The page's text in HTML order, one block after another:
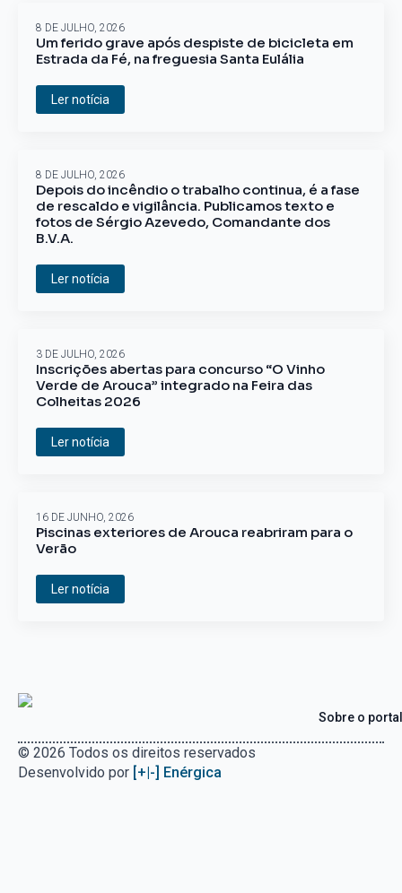
Um ferido grave após despiste de bicicleta em
Estrada da Fé, na freguesia Santa Eulália
8 DE JULHO, 2026
Ler notícia
Depois do incêndio o trabalho continua, é a fase
de rescaldo e vigilância. Publicamos texto e
fotos de Sérgio Azevedo, Comandante dos
B.V.A.
8 DE JULHO, 2026
Ler notícia
Inscrições abertas para concurso “O Vinho
Verde de Arouca” integrado na Feira das
Colheitas 2026
3 DE JULHO, 2026
Ler notícia
Piscinas exteriores de Arouca reabriram para o
Verão
16 DE JUNHO, 2026
Ler notícia
Sobre o portal
© 2026 Todos os direitos reservados
Desenvolvido por [+|-] Enérgica